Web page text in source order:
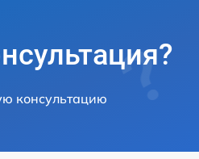
консультацию